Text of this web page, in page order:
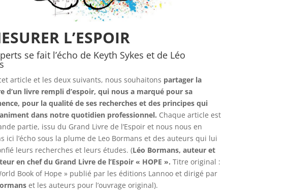
L’ESPOIR
se fait l’écho de Keyth Sykes et de Léo
article et les deux suivants, nous souhaitons partager la
d’un livre rempli d’espoir, qui nous a marqué pour sa
pour la qualité de ses recherches et des principes qui
dans notre quotidien professionnel. Chaque article est
partie, issu du Grand Livre de l’Espoir et nous nous en
ici l’écho sous la plume de Leo Bormans et des auteurs qui lui
leurs recherches et leurs études. (Léo Bormans, auteur et
en chef du Grand Livre de l’Espoir « HOPE ». Titre original :
Book of Hope » publié par les éditions Lannoo et dirigé par
et les auteurs pour l’ouvrage original).